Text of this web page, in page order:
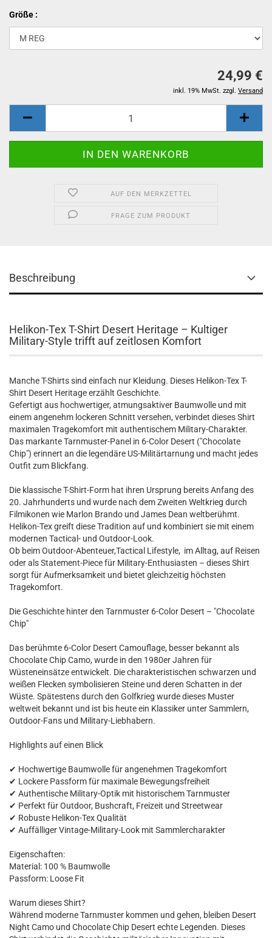
Größe :
24,99 €
inkl. 19% MwSt. zzgl. Versand
AUF DEN MERKZETTEL
FRAGE ZUM PRODUKT
Beschreibung
Helikon-Tex T-Shirt Desert Heritage – Kultiger
Military-Style trifft auf zeitlosen Komfort
Manche T-Shirts sind einfach nur Kleidung. Dieses Helikon-Tex T-
Shirt Desert Heritage erzählt Geschichte.
Gefertigt aus hochwertiger, atmungsaktiver Baumwolle und mit
einem angenehm lockeren Schnitt versehen, verbindet dieses Shirt
maximalen Tragekomfort mit authentischem Military-Charakter.
Das markante Tarnmuster-Panel in 6-Color Desert ("Chocolate
Chip") erinnert an die legendäre US-Militärtarnung und macht jedes
Outfit zum Blickfang.
Die klassische T-Shirt-Form hat ihren Ursprung bereits Anfang des
20. Jahrhunderts und wurde nach dem Zweiten Weltkrieg durch
Filmikonen wie Marlon Brando und James Dean weltberühmt.
Helikon-Tex greift diese Tradition auf und kombiniert sie mit einem
modernen Tactical- und Outdoor-Look.
Ob beim Outdoor-Abenteuer,Tactical Lifestyle, im Alltag, auf Reisen
oder als Statement-Piece für Military-Enthusiasten – dieses Shirt
sorgt für Aufmerksamkeit und bietet gleichzeitig höchsten
Tragekomfort.
Die Geschichte hinter den Tarnmuster 6-Color Desert – "Chocolate
Chip"
Das berühmte 6-Color Desert Camouflage, besser bekannt als
Chocolate Chip Camo, wurde in den 1980er Jahren für
Wüsteneinsätze entwickelt. Die charakteristischen schwarzen und
weißen Flecken symbolisieren Steine und deren Schatten in der
Wüste. Spätestens durch den Golfkrieg wurde dieses Muster
weltweit bekannt und ist bis heute ein Klassiker unter Sammlern,
Outdoor-Fans und Military-Liebhabern.
Highlights auf einen Blick
✔ Hochwertige Baumwolle für angenehmen Tragekomfort
✔ Lockere Passform für maximale Bewegungsfreiheit
✔ Authentische Military-Optik mit historischem Tarnmuster
✔ Perfekt für Outdoor, Bushcraft, Freizeit und Streetwear
✔ Robuste Helikon-Tex Qualität
✔ Auffälliger Vintage-Military-Look mit Sammlercharakter
Eigenschaften:
Material: 100 % Baumwolle
Passform: Loose Fit
Warum dieses Shirt?
Während moderne Tarnmuster kommen und gehen, bleiben Desert
Night Camo und Chocolate Chip Desert echte Legenden. Dieses